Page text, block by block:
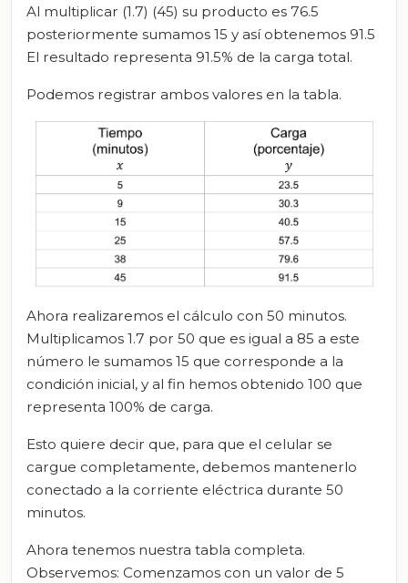
Al multiplicar (1.7) (45) su producto es 76.5
posteriormente sumamos 15 y así obtenemos 91.5
El resultado representa 91.5% de la carga total.
Podemos registrar ambos valores en la tabla.
Ahora realizaremos el cálculo con 50 minutos.
Multiplicamos 1.7 por 50 que es igual a 85 a este
número le sumamos 15 que corresponde a la
condición inicial, y al fin hemos obtenido 100 que
representa 100% de carga.
Esto quiere decir que, para que el celular se
cargue completamente, debemos mantenerlo
conectado a la corriente eléctrica durante 50
minutos.
Ahora tenemos nuestra tabla completa.
Observemos: Comenzamos con un valor de 5